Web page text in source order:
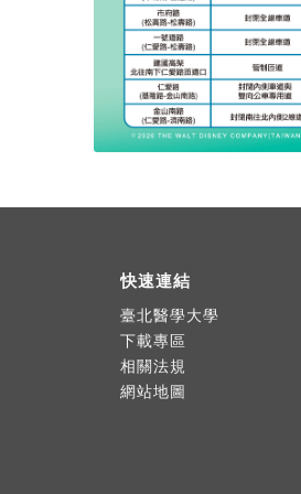
快速連結
臺北醫學大學
下載專區
相關法規
網站地圖